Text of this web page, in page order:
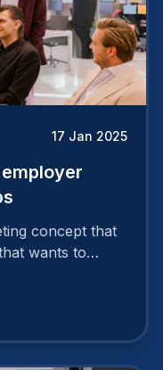
17 Jan 2025
concept that
wants to
are clear, you
for it to be